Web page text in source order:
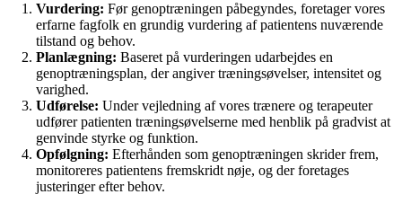
Vurdering: Før genoptræningen påbegyndes, foretager vores
erfarne fagfolk en grundig vurdering af patientens nuværende
tilstand og behov.
Planlægning: Baseret på vurderingen udarbejdes en
genoptræningsplan, der angiver træningsøvelser, intensitet og
varighed.
Udførelse: Under vejledning af vores trænere og terapeuter
udfører patienten træningsøvelserne med henblik på gradvist at
genvinde styrke og funktion.
Opfølgning: Efterhånden som genoptræningen skrider frem,
monitoreres patientens fremskridt nøje, og der foretages
justeringer efter behov.